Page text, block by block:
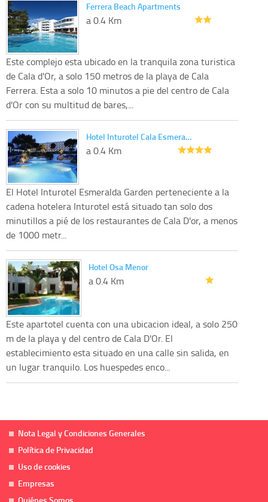
Ferrera Beach Apartments
a 0.4 Km
Este complejo esta ubicado en la tranquila zona turistica
de Cala d'Or, a solo 150 metros de la playa de Cala
Ferrera. Esta a solo 10 minutos a pie del centro de Cala
d'Or con su multitud de bares,...
Hotel Inturotel Cala Esmera…
a 0.4 Km
El Hotel Inturotel Esmeralda Garden perteneciente a la
cadena hotelera Inturotel está situado tan solo dos
minutillos a pié de los restaurantes de Cala D'or, a menos
de 1000 metr...
Hotel Osa Menor
a 0.4 Km
Este apartotel cuenta con una ubicacion ideal, a solo 250
m de la playa y del centro de Cala D'Or. El
establecimiento esta situado en una calle sin salida, en
un lugar tranquilo. Los huespedes enco...
Nota Legal y Condiciones Generales
Política de Privacidad
Uso de cookies
Empresas